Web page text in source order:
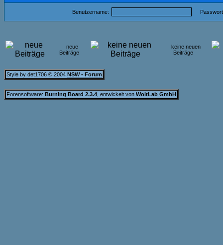
Benutzername:
neue
Beiträge
keine neuen
Beiträge
Style by det1706 © 2004 NSW - Forum
Forensoftware: Burning Board 2.3.4 , entwickelt von WoltLab GmbH